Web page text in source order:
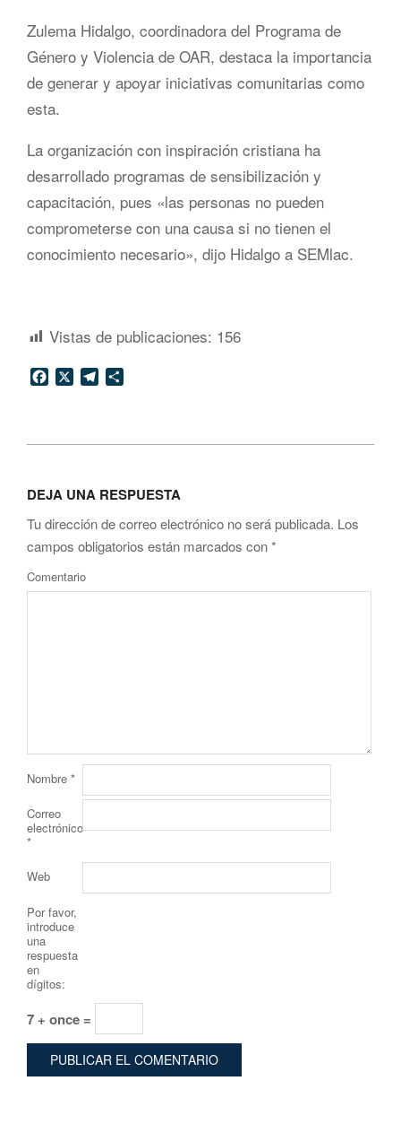
Zulema Hidalgo, coordinadora del Programa de
Género y Violencia de OAR, destaca la importancia
de generar y apoyar iniciativas comunitarias como
esta.
La organización con inspiración cristiana ha
desarrollado programas de sensibilización y
capacitación, pues «las personas no pueden
comprometerse con una causa si no tienen el
conocimiento necesario», dijo Hidalgo a SEMlac.
Vistas de publicaciones: 156
Facebook
X Telegram
01
DEJA UNA RESPUESTA
Tu dirección de correo electrónico no será publicada. Los
campos obligatorios están marcados con*
Comentario
Nombre *
Correo
electrónico
*
Web
Por favor,
introduce
una
respuesta
en
dígitos:
7 + once =